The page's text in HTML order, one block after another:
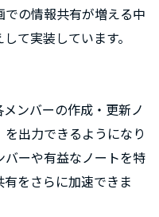
の情報共有が増える中
て実装しています。
ンバーの作成・更新ノ
出力できるようになり
バーや有益なノートを特
をさらに加速できま